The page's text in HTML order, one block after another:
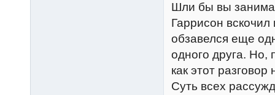
Шли бы вы
Гаррисон
обзавелся еще
одного друга. Но,
как этот
Суть всех